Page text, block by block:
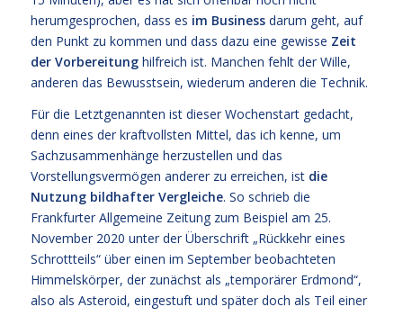
herumgesprochen, dass es im Businessdarum geht, auf
den Punkt zu kommen und dass dazu eine gewisse Zeit
der Vorbereitunghilfreich ist. Manchen fehlt der Wille,
anderen das Bewusstsein, wiederum anderen die Technik.
Für die Letztgenannten ist dieser Wochenstart gedacht,
denn eines der kraftvollsten Mittel, das ich kenne, um
Sachzusammenhänge herzustellen und das
Vorstellungsvermögen anderer zu erreichen, ist die
Nutzung bildhafter Vergleiche. So schrieb die
Frankfurter Allgemeine Zeitung zum Beispiel am 25.
November 2020 unter der Überschrift „Rückkehr eines
Schrottteils“ über einen im September beobachteten
Himmelskörper, der zunächst als „temporärer Erdmond“,
also als Asteroid, eingestuft und später doch als Teil einer